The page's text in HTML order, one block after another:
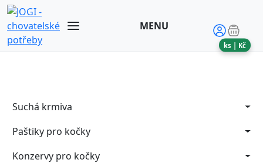
MENU
ks | Kč
Suchá krmiva
Paštiky pro kočky
Konzervy pro kočky